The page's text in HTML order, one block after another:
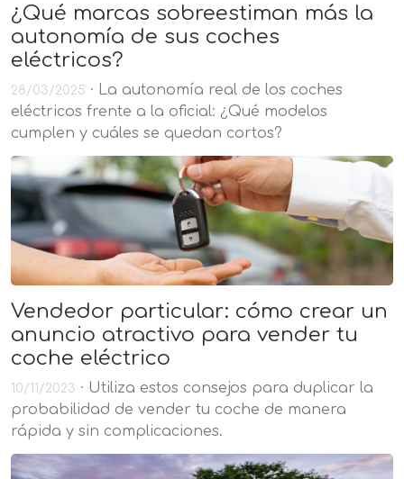
¿Qué marcas sobreestiman más la
autonomía de sus coches
eléctricos?
28/03/2025 · La autonomía real de los coches
eléctricos frente a la oficial: ¿Qué modelos
cumplen y cuáles se quedan cortos?
Vendedor particular: cómo crear un
anuncio atractivo para vender tu
coche eléctrico
10/11/2023 · Utiliza estos consejos para duplicar la
probabilidad de vender tu coche de manera
rápida y sin complicaciones.